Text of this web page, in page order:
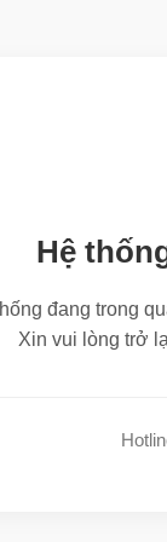
Hệ
đang trong
Xin vui lòng trở